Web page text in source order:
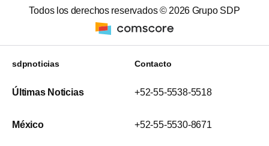
Todos los derechos reservados © 2026 Grupo SDP
sdpnoticias
Últimas Noticias
México
Contacto
+52-55-5538-5518
+52-55-5530-8671